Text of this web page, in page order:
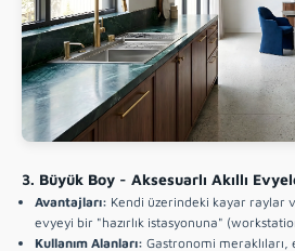
3. Büyük Boy - Aksesuarlı Akıllı
Avantajları: Kendi üzerindeki kayar raylar
evyeyi bir "hazırlık istasyonuna"
Kullanım Alanları: Gastronomi